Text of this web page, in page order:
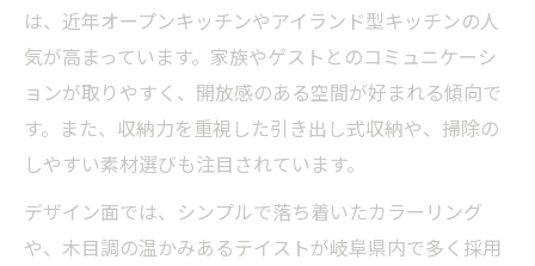
は、近年オープンキッチンやアイランド型キッチンの人
気が高まっています。家族やゲストとのコミュニケーシ
ョンが取りやすく、開放感のある空間が好まれる傾向で
す。また、収納力を重視した引き出し式収納や、掃除の
しやすい素材選びも注目されています。
デザイン面では、シンプルで落ち着いたカラーリング
や、木目調の温かみあるテイストが岐阜県内で多く採用